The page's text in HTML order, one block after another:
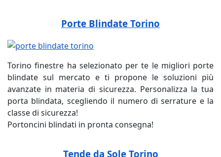
Porte Blindate Torino
Torino finestre ha selezionato per te le migliori porte
blindate sul mercato e ti propone le soluzioni più
avanzate in materia di sicurezza. Personalizza la tua
porta blindata, scegliendo il numero di serrature e la
classe di sicurezza!
Portoncini blindati in pronta consegna!
Tende da Sole Torino